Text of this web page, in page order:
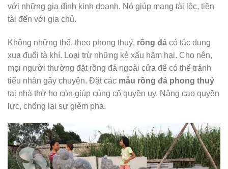
với những gia đình kinh doanh. Nó giúp mang tài lộc, tiền
tài đến với gia chủ.
Không những thế, theo phong thuỷ, rồng đá có tác dụng
xua đuổi tà khí. Loại trừ những kẻ xấu hãm hại. Cho nên,
mọi người thường đặt rồng đá ngoài cửa để có thể tránh
tiểu nhân gây chuyện. Đặt các mẫu rồng đá phong thuỷ
tại nhà thờ họ còn giúp củng cố quyền uy. Nâng cao quyền
lực, chống lại sự gièm pha.